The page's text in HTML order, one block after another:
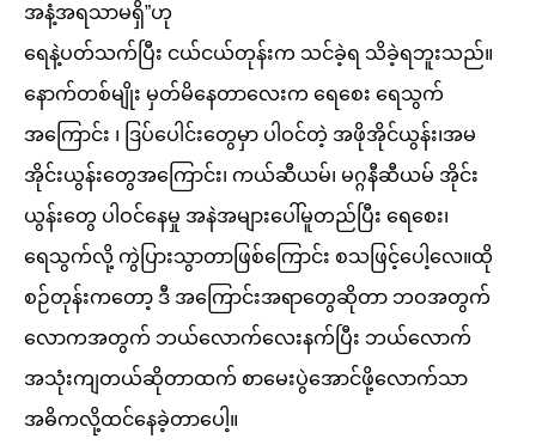
အနံ့အရသာမရှိ”ဟု
ရေနဲ့ပတ်သက်ပြီး ငယ်ငယ်တုန်းက သင်ခဲ့ရ သိခဲ့ရဘူးသည်။
နောက်တစ်မျိုး မှတ်မိနေတာလေးက ရေစေး ရေသွက်
အကြောင်း ၊ ဒြပ်ပေါင်းတွေမှာ ပါဝင်တဲ့ အဖိုအိုင်ယွန်း၊အမ
အိုင်းယွန်းတွေအကြောင်း၊ ကယ်ဆီယမ်၊ မဂ္ဂနီဆီယမ် အိုင်း
ယွန်းတွေ ပါဝင်နေမှု အနဲအများပေါ်မူတည်ပြီး ရေစေး၊
ရေသွက်လို့ ကွဲပြားသွာတာဖြစ်ကြောင်း စသဖြင့်ပေါ့လေ။ထို
စဉ်တုန်းကတော့ ဒီ အကြောင်းအရာတွေဆိုတာ ဘဝအတွက်
လောကအတွက် ဘယ်လောက်လေးနက်ပြီး ဘယ်လောက်
အသုံးကျတယ်ဆိုတာထက် စာမေးပွဲအောင်ဖို့လောက်သာ
အဓိကလို့ထင်နေခဲ့တာပေါ့။